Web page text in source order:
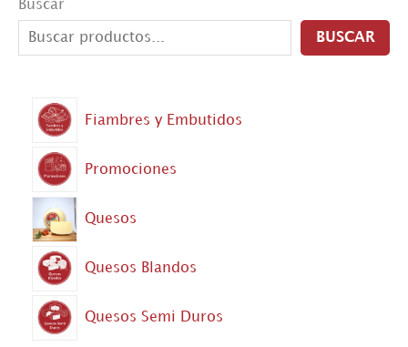
Buscar
BUSCAR
Fiambres y Embutidos
Promociones
Quesos
Quesos Blandos
Quesos Semi Duros